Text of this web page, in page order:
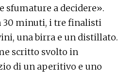
sfumature a decidere».
30 minuti, i tre finalisti
una birra e un distillato.
scritto svolto in
di un aperitivo e uno